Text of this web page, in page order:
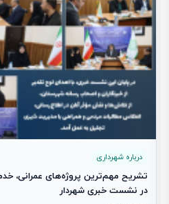
درباره شهرداری
تشریح مهم‌ترین پروژه‌های عمرانی،
در نشست خبری شهردار